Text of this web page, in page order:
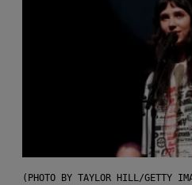
(PHOTO BY TAYLOR HILL/GETTY